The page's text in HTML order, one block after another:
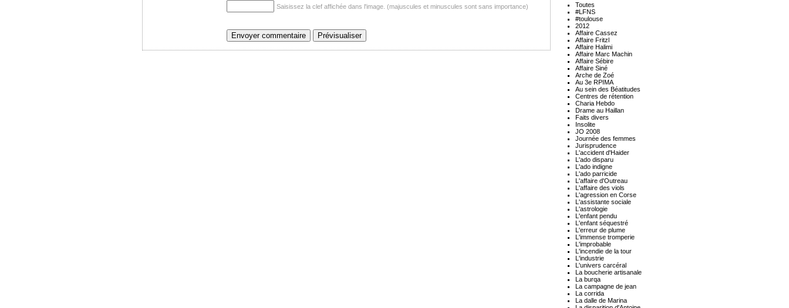
Saisissez la clef affichée dans l'image. (majuscules et minuscules sont sans importance)
Toutes
#LFNS
#toulouse
2012
Affaire Cassez
Affaire Fritzl
Affaire Halimi
Affaire Marc Machin
Affaire Sébire
Affaire Siné
Arche de Zoé
Au 3e RPIMA
Au sein des Béatitudes
Centres de rétention
Charia Hebdo
Drame au Haillan
Faits divers
Insolite
JO 2008
Journée des femmes
Jurisprudence
L'accident d'Haider
L'ado disparu
L'ado indigne
L'ado parricide
L'affaire d'Outreau
L'affaire des viols
L'agression en Corse
L'assistante sociale
L'astrologie
L'enfant pendu
L'enfant séquestré
L'erreur de plume
L'immense tromperie
L'improbable
L'incendie de la tour
L'industrie
L'univers carcéral
La boucherie artisanale
La burqa
La campagne de jean
La corrida
La dalle de Marina